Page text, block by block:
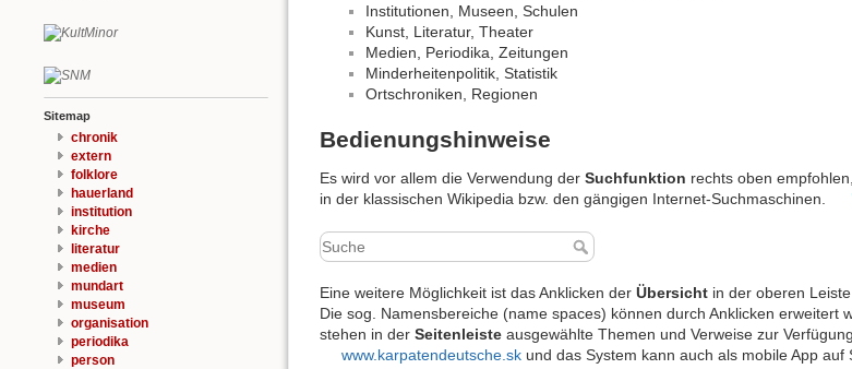
Sitemap
chronik
extern
folklore
hauerland
institution
kirche
literatur
medien
mundart
museum
organisation
periodika
person
Institutionen, Museen, Schulen
Kunst, Literatur, Theater
Medien, Periodika, Zeitungen
Minderheitenpolitik, Statistik
Ortschroniken, Regionen
Bedienungshinweise
Es wird vor allem die Verwendung der Suchfunktion rechts oben
in der klassischen Wikipedia bzw. den gängigen Internet-Suchmaschinen.
Eine weitere Möglichkeit ist das Anklicken der Übersicht in der oberen
Die sog. Namensbereiche (name spaces) können durch Anklicken
stehen in der Seitenleiste ausgewählte Themen und Verweise zur
www.karpatendeutsche.skund das System kann auch als mobile App auf